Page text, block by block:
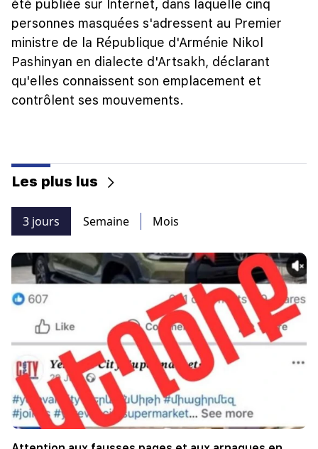
été publiée sur Internet, dans laquelle cinq
personnes masquées s'adressent au Premier
ministre de la République d'Arménie Nikol
Pashinyan en dialecte d'Artsakh, déclarant
qu'elles connaissent son emplacement et
contrôlent ses mouvements.
Les plus lus
3 jours Semaine Mois